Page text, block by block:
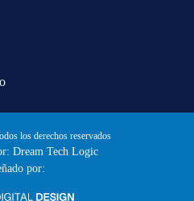
los derechos reservados
Dream Tech Logic
por: